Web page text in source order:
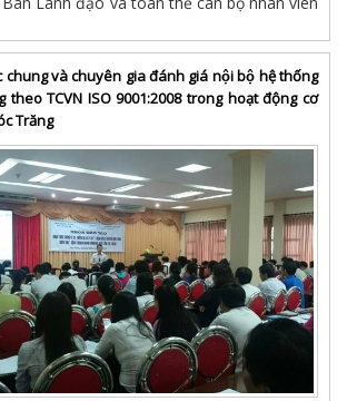
và chuyên gia đánh giá nội bộ hệ thống
TCVN ISO 9001:2008 trong hoạt động cơ
Trăng